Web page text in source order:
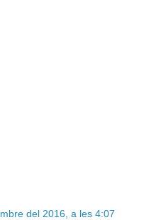
del 2016, a les 4:07